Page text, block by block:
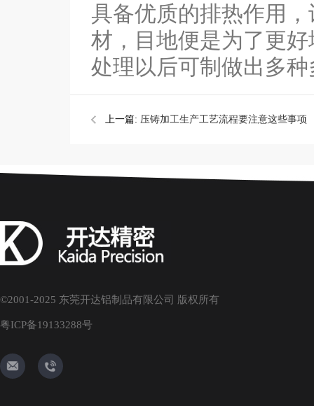
具备优质的排热作用
材，目地便是为了更
处理以后可制做出多
上一篇: 压铸加工生产工艺流程要注意这些事项
©2001-2025 东莞开达铝制品有限公司 版权所有
粤ICP备19133288号